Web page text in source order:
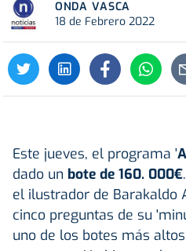
ONDA VASCA
18 de Febrero 2022
Este jueves, el programa '
dado un bote de 160. 000€
el ilustrador de Barakaldo
cinco preguntas de su
uno de los botes más